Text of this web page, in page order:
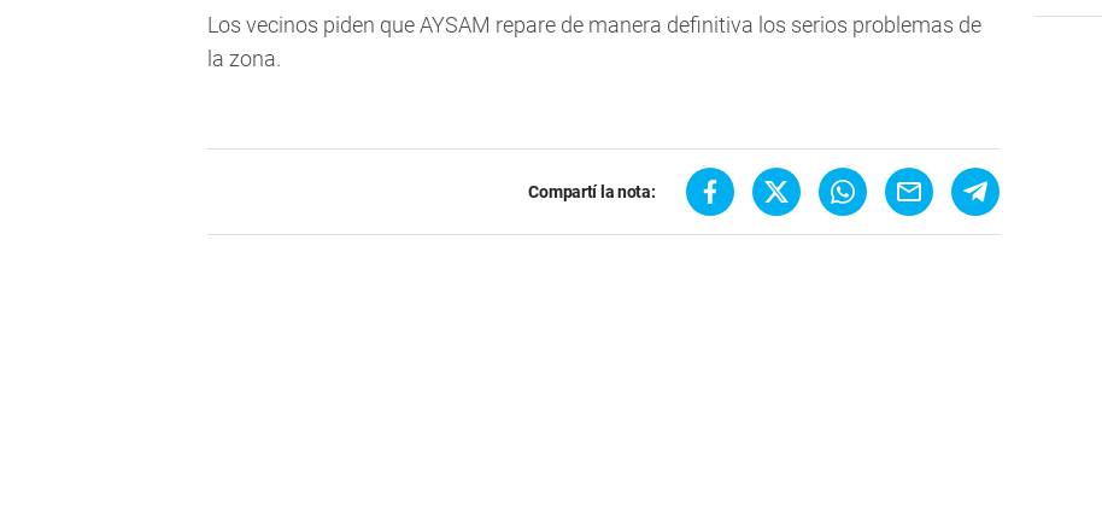
Los vecinos piden que AYSAM repare de manera definitiva los serios problemas de
la zona.
Compartí la nota: